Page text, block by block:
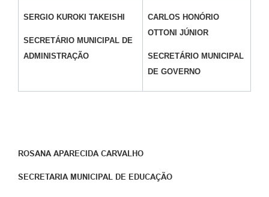
SERGIO KUROKI TAKEISHI
SECRETÁRIO MUNICIPAL DE
ADMINISTRAÇÃO
CARLOS HONÓRIO
OTTONI JÚNIOR
SECRETÁRIO MUNICIPAL
DE GOVERNO
ROSANA APARECIDA CARVALHO
SECRETARIA MUNICIPAL DE EDUCAÇÃO